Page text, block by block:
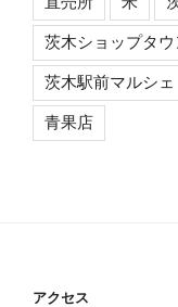
茨木ショップタウ
茨木駅前マルシェ
青果店
アクセス